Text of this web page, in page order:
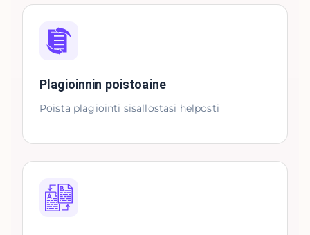
Plagioinnin poistoaine
Poista plagiointi sisällöstäsi helposti